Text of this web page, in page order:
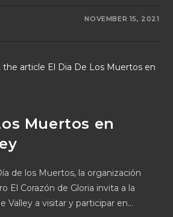
NOVEMBER 15, 2021
Muertos en
de los Muertos, la organización
El Corazón de Gloria invita a la
Valley a visitar y participar en…